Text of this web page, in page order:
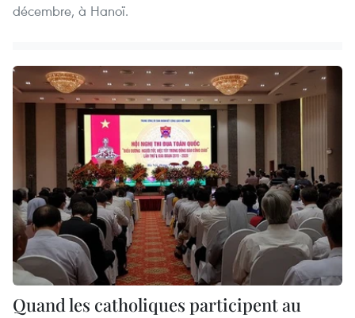
décembre, à Hanoï.
Quand les catholiques participent au